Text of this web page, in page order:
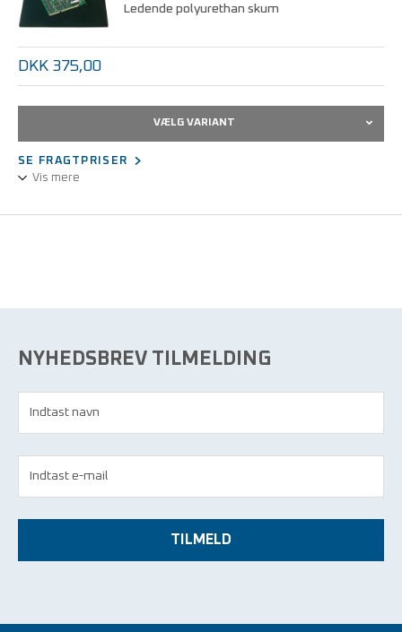
Ledende polyurethan skum
DKK 375,00
VÆLG VARIANT
SE FRAGTPRISER
Vis mere
NYHEDSBREV TILMELDING
TILMELD